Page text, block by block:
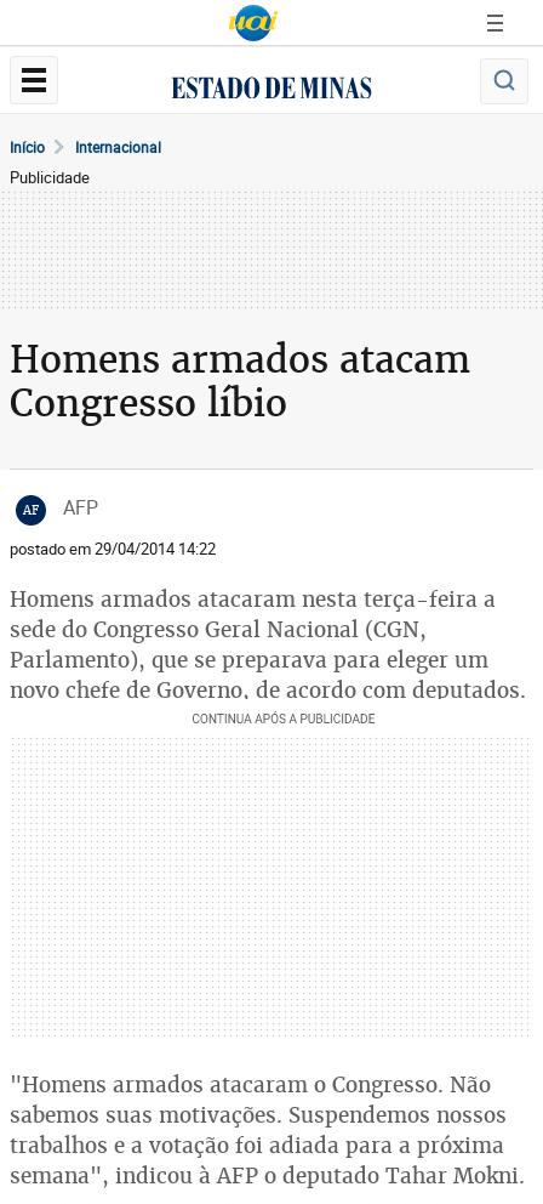
Início Internacional
Publicidade
Homens armados atacam
Congresso líbio
AF AFP
postado em 29/04/2014 14:22
Homens armados atacaram nesta terça-feira a
sede do Congresso Geral Nacional (CGN,
Parlamento), que se preparava para eleger um
novo chefe de Governo, de acordo com deputados.
"Homens armados atacaram o Congresso. Não
sabemos suas motivações. Suspendemos nossos
trabalhos e a votação foi adiada para a próxima
semana", indicou à AFP o deputado Tahar Mokni.